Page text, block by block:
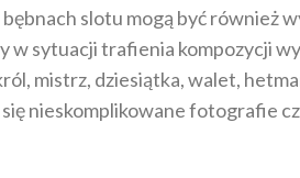
slotu mogą być również
w sytuacji trafienia kompozycji
mistrz, dziesiątka, walet,
nieskomplikowane fotografie